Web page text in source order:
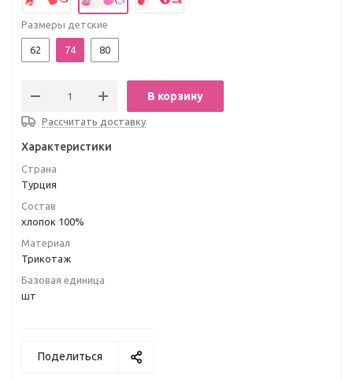
Размеры детские
62 74 80
В корзину
Рассчитать доставку
Характеристики
Страна
Турция
Состав
хлопок 100%
Материал
Трикотаж
Базовая единица
шт
Поделиться